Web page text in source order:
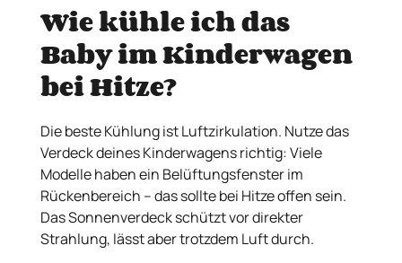
Wie kühle ich das
Baby im Kinderwagen
bei Hitze?
Die beste Kühlung ist Luftzirkulation. Nutze das
Verdeck deines Kinderwagens richtig: Viele
Modelle haben ein Belüftungsfenster im
Rückenbereich – das sollte bei Hitze offen sein.
Das Sonnenverdeck schützt vor direkter
Strahlung, lässt aber trotzdem Luft durch.